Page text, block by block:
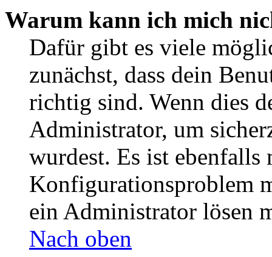
Warum kann ich mich
Dafür gibt es viele
zunächst, dass dein
richtig sind. Wenn dies
Administrator, um
wurdest. Es ist ebenfalls
Konfigurationsproblem
ein Administrator lösen
Nach oben